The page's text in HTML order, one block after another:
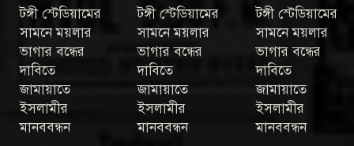
টঙ্গী স্টেডিয়ামের
সামনে ময়লার
ভাগার বন্ধের
দাবিতে
জামায়াতে
ইসলামীর
মানববন্ধন
টঙ্গী স্টেডিয়ামের
সামনে ময়লার
ভাগার বন্ধের
দাবিতে
জামায়াতে
ইসলামীর
মানববন্ধন
টঙ্গী স্টেডিয়ামের
সামনে ময়লার
ভাগার বন্ধের
দাবিতে
জামায়াতে
ইসলামীর
মানববন্ধন